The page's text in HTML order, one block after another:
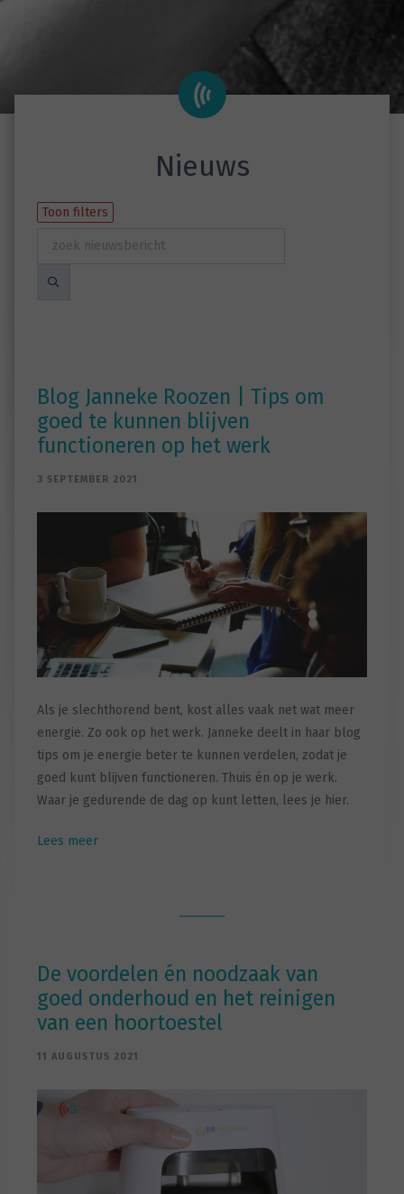
Nieuws
Toon filters
Blog Janneke Roozen | Tips om
goed te kunnen blijven
functioneren op het werk
3 SEPTEMBER 2021
Als je slechthorend bent, kost alles vaak net wat meer
energie. Zo ook op het werk. Janneke deelt in haar blog
tips om je energie beter te kunnen verdelen, zodat je
goed kunt blijven functioneren. Thuis én op je werk.
Waar je gedurende de dag op kunt letten, lees je hier.
Lees meer
De voordelen én noodzaak van
goed onderhoud en het reinigen
van een hoortoestel
11 AUGUSTUS 2021